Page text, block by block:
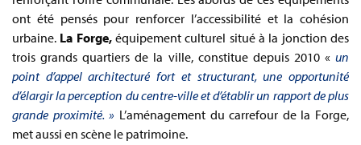
ont été pensés pour renforcer l’accessibilité et la cohésion
urbaine. La Forge,équipement culturel situé à la jonction des
trois grands quartiers de la ville, constitue depuis 2010 « un
point d’appel architecturé fort et structurant, une opportunité
d’élargir la perception du centre-ville et d’établir un rapport de plus
grande proximité. » L’aménagement du carrefour de la Forge,
met aussi en scène le patrimoine.